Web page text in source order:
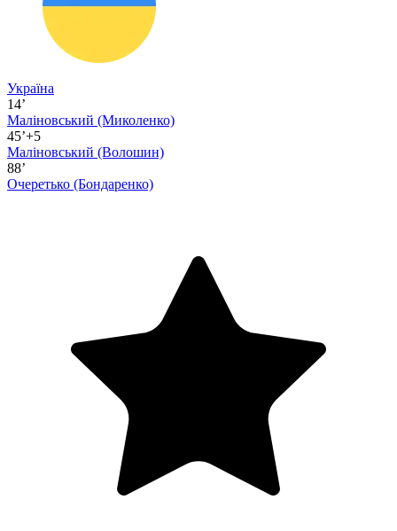
Україна
14’
Маліновський (Миколенко)
45’+5
Маліновський (Волошин)
88’
Очеретько (Бондаренко)